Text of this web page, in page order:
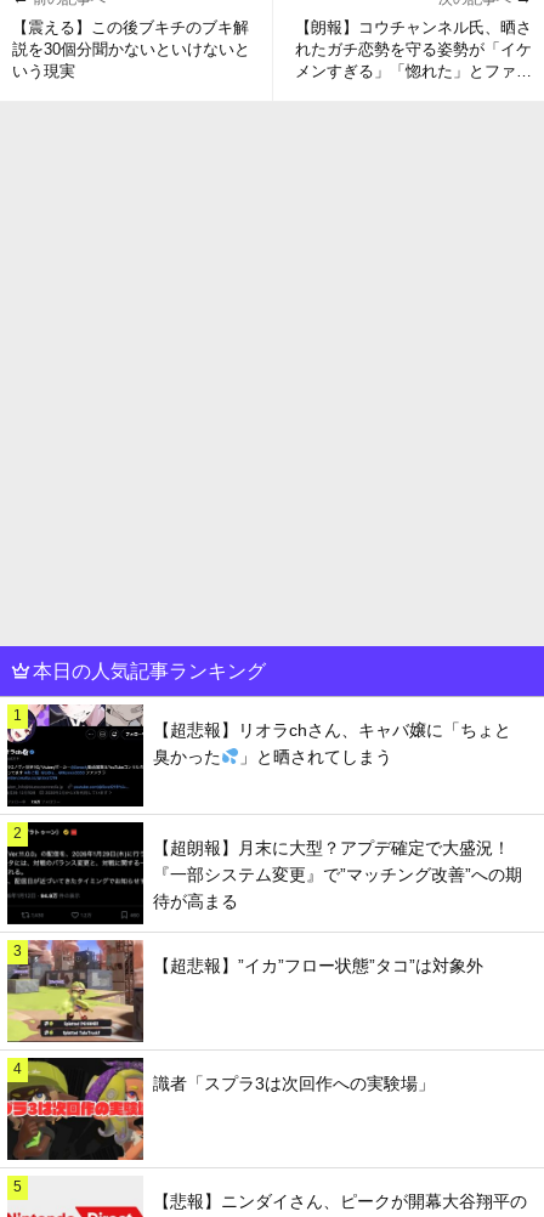
【震える】この後ブキチのブキ解
説を30個分聞かないといけないと
いう現実
【朗報】コウチャンネル氏、晒さ
れたガチ恋勢を守る姿勢が「イケ
メンすぎる」「惚れた」とファン
本日の人気記事ランキング
1
【超悲報】リオラchさん、キャバ嬢に「ちょと
臭かった
」と晒されてしまう
2
【超朗報】月末に大型？アプデ確定で大盛況！
『一部システム変更』で”マッチング改善”への期
待が高まる
3
【超悲報】”イカ”フロー状態”タコ”は対象外
4
識者「スプラ3は次回作への実験場」
5
【悲報】ニンダイさん、ピークが開幕大谷翔平の